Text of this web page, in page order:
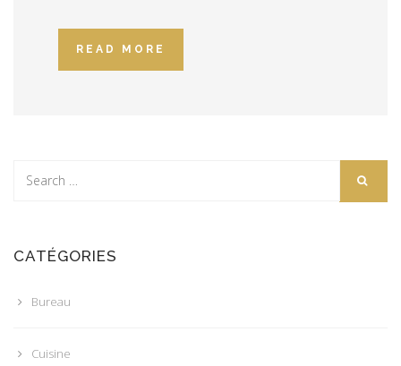
READ MORE
CATÉGORIES
Bureau
Cuisine